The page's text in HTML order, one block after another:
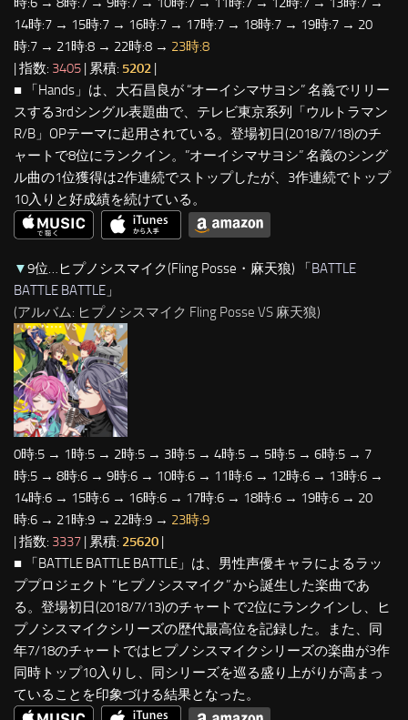
14時:7 → 15時:7 → 16時:7 → 17時:7 → 18時:7 → 19時:7 → 20
時:7 → 21時:8 → 22時:8 → 23時:8
| 指数: 3405 | 累積: 5202 |
■ 「Hands」は、大石昌良が “オーイシマサヨシ” 名義でリリー
スする3rdシングル表題曲で、テレビ東京系列「ウルトラマン
R/B」OPテーマに起用されている。登場初日(2018/7/18)のチ
ャートで8位にランクイン。”オーイシマサヨシ” 名義のシング
ル曲の1位獲得は2作連続でストップしたが、3作連続でトップ
10入りと好成績を続けている。
▼9位…ヒプノシスマイク(Fling Posse・麻天狼) 「 BATTLE
BATTLE BATTLE 」
(アルバム: ヒプノシスマイク Fling Posse VS 麻天狼)
0時:5 → 1時:5 → 2時:5 → 3時:5 → 4時:5 → 5時:5 → 6時:5 → 7
時:5 → 8時:6 → 9時:6 → 10時:6 → 11時:6 → 12時:6 → 13時:6 →
14時:6 → 15時:6 → 16時:6 → 17時:6 → 18時:6 → 19時:6 → 20
時:6 → 21時:9 → 22時:9 → 23時:9
| 指数: 3337 | 累積: 25620
■ 「BATTLE BATTLE BATTLE」は、男性声優キャラによるラッ
ププロジェクト “ヒプノシスマイク” から誕生した楽曲であ
る。登場初日(2018/7/13)のチャートで2位にランクインし、ヒ
プノシスマイクシリーズの歴代最高位を記録した。また、同
年7/18のチャートではヒプノシスマイクシリーズの楽曲が3作
同時トップ10入りし、同シリーズを巡る盛り上がりが高まっ
ていることを印象づける結果となった。